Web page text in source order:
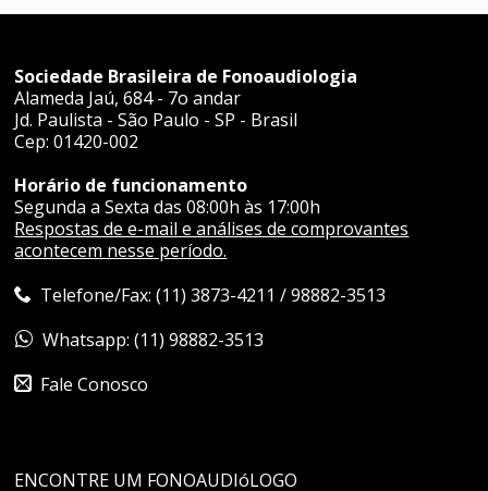
Sociedade Brasileira de Fonoaudiologia
Alameda Jaú, 684 - 7o andar
Jd. Paulista - São Paulo - SP - Brasil
Cep: 01420-002
Horário de funcionamento
Segunda a Sexta das 08:00h às 17:00h
Respostas de e-mail e análises de comprovantes
acontecem nesse período.
Telefone/Fax: (11) 3873-4211 / 98882-3513
Whatsapp: (11) 98882-3513
Fale Conosco
ENCONTRE UM FONOAUDIóLOGO